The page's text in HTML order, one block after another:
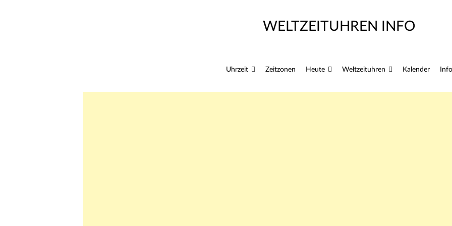
WELTZEITUHREN INFO
Inhalt
Uhrzeit Zeitzonen Heute Weltzeituhren Kalender Info